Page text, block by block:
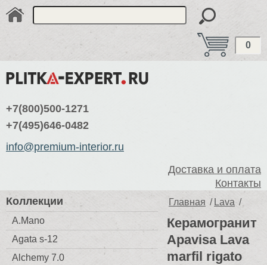
0
+7(800)500-1271
+7(495)646-0482
info@premium-interior.ru
Доставка и оплата
Контакты
Коллекции
A.Mano
Agata s-12
Alchemy 7.0
Главная / Lava /
Керамогранит
Apavisa Lava
marfil rigato